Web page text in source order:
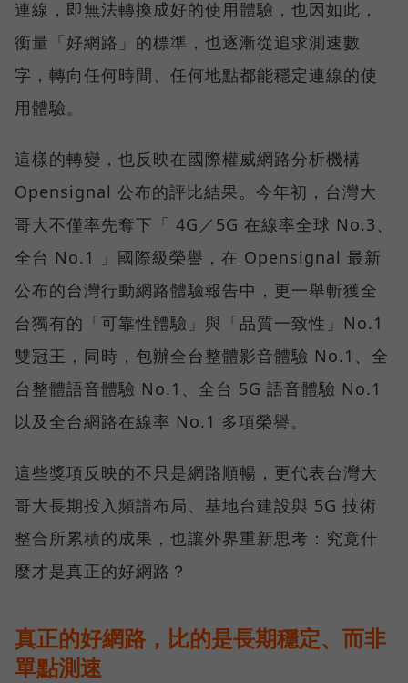
連線，即無法轉換成好的使用體驗，也因如此，
衡量「好網路」的標準，也逐漸從追求測速數
字，轉向任何時間、任何地點都能穩定連線的使
用體驗。
這樣的轉變，也反映在國際權威網路分析機構
Opensignal 公布的評比結果。今年初，台灣大
哥大不僅率先奪下「 4G／5G 在線率全球 No.3、
全台 No.1 」國際級榮譽，在 Opensignal 最新
公布的台灣行動網路體驗報告中，更一舉斬獲全
台獨有的「可靠性體驗」與「品質一致性」No.1
雙冠王，同時，包辦全台整體影音體驗 No.1、全
台整體語音體驗 No.1、全台 5G 語音體驗 No.1
以及全台網路在線率 No.1 多項榮譽。
這些獎項反映的不只是網路順暢，更代表台灣大
哥大長期投入頻譜布局、基地台建設與 5G 技術
整合所累積的成果，也讓外界重新思考：究竟什
麼才是真正的好網路？
真正的好網路，比的是長期穩定、而非
單點測速